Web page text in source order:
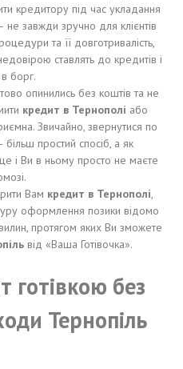
кредитору під час укладання
не завжди зручно для клієнтів
та її довготривалість,
ставлять до кредитів і
борг.
опинились без коштів та не
кредит в Тернополі або
Звичайно, звернутися по
простий спосіб, а як
і Ви в ньому просто не маєте
Вам кредит в Тернополі,
оформлення позики відомо
протягом яких Ви зможете
від «Ваша Готівочка».
без
Тернопіль